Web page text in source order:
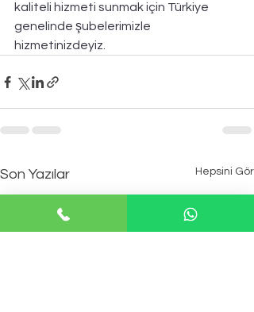
kaliteli hizmeti sunmak için Türkiye
genelinde şubelerimizle
hizmetinizdeyiz.
Son Yazılar Hepsini Gör